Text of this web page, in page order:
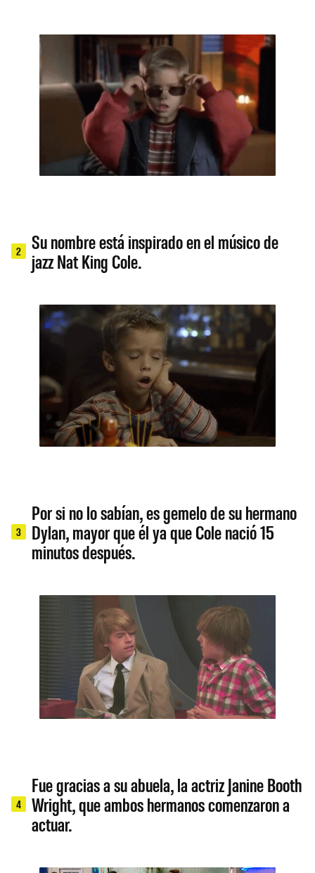
2
Su nombre está inspirado en el músico de
jazz Nat King Cole.
3
Por si no lo sabían, es gemelo de su hermano
Dylan, mayor que él ya que Cole nació 15
minutos después.
4
Fue gracias a su abuela, la actriz Janine Booth
Wright, que ambos hermanos comenzaron a
actuar.